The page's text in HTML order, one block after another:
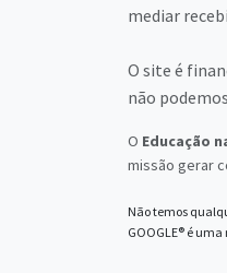
mediar
O site é
não
O Educação
missão gerar
Não temos
GOOGLE® é